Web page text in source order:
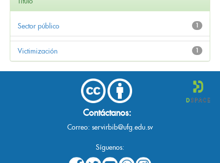
1
Sector público
1
Victimización
Contáctanos:
Correo: servirbib@ufg.edu.sv
Síguenos: